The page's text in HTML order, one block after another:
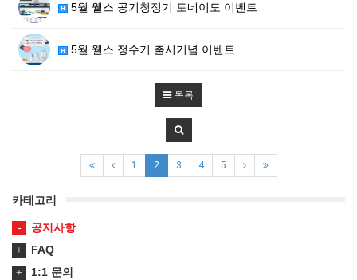
5월 웰스 공기청정기 토네이도 이벤트
5월 웰스 정수기 출시기념 이벤트
목록
1 2 3 4 5
카테고리
공지사항
FAQ
1:1 문의